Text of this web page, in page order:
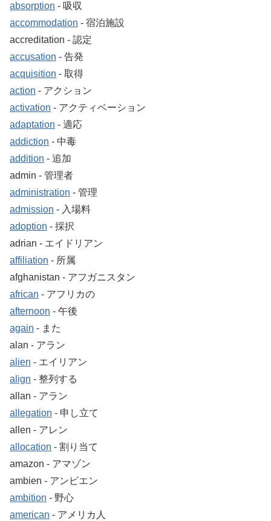
absorption ‐ 吸収
accommodation ‐ 宿泊施設
accreditation ‐ 認定
accusation ‐ 告発
acquisition ‐ 取得
action ‐ アクション
activation ‐ アクティベーション
adaptation ‐ 適応
addiction ‐ 中毒
addition ‐ 追加
admin ‐ 管理者
administration ‐ 管理
admission ‐ 入場料
adoption ‐ 採択
adrian ‐ エイドリアン
affiliation ‐ 所属
afghanistan ‐ アフガニスタン
african ‐ アフリカの
afternoon ‐ 午後
again ‐ また
alan ‐ アラン
alien ‐ エイリアン
align ‐ 整列する
allan ‐ アラン
allegation ‐ 申し立て
allen ‐ アレン
allocation ‐ 割り当て
amazon ‐ アマゾン
ambien ‐ アンビエン
ambition ‐ 野心
american ‐ アメリカ人